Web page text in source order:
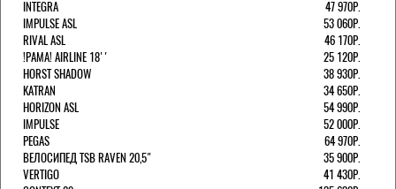
INTEGRA
47 970Р.
IMPULSE ASL
53 060Р.
RIVAL ASL
46 170Р.
!РАМА! AIRLINE 18''
25 120Р.
HORST SHADOW
38 930Р.
KATRAN
34 650Р.
HORIZON ASL
54 990Р.
IMPULSE
52 000Р.
PEGAS
64 970Р.
ВЕЛОСИПЕД TSB RAVEN 20,5"
35 900Р.
VERTIGO
41 430Р.